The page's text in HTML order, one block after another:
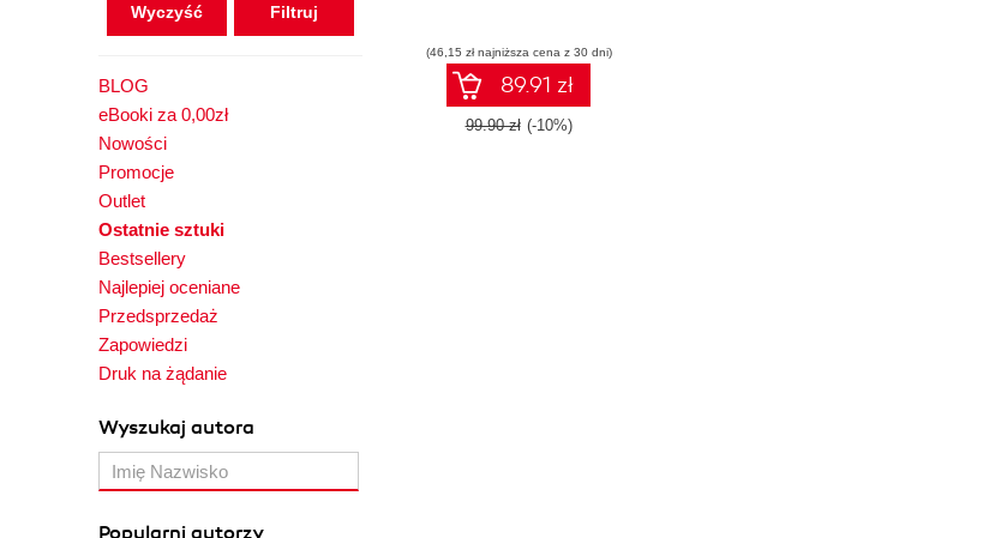
Wyczyść
BLOG
eBooki za 0,00zł
Nowości
Promocje
Outlet
Ostatnie sztuki
Bestsellery
Najlepiej oceniane
Przedsprzedaż
Zapowiedzi
Druk na żądanie
Wyszukaj autora
Popularni autorzy
(46,15 zł najniższa cena z 30 dni)
89.91 zł
99.90 zł (-10%)